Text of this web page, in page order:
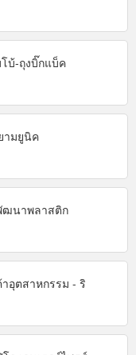
บ้-ถุงบิ๊กแบ็ค
ามยูนิค
ฒนาพลาสติก
อุตสาหกรรม - ริ